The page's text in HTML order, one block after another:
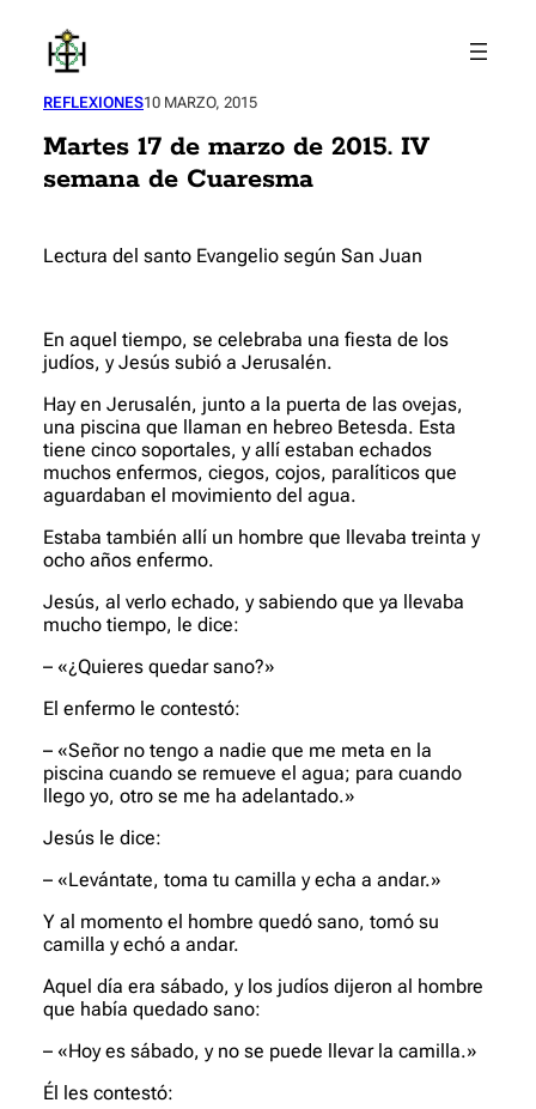
contenido
REFLEXIONES10 MARZO, 2015
Martes 17 de marzo de 2015. IV
semana de Cuaresma
Lectura del santo Evangelio según San Juan
En aquel tiempo, se celebraba una fiesta de los
judíos, y Jesús subió a Jerusalén.
Hay en Jerusalén, junto a la puerta de las ovejas,
una piscina que llaman en hebreo Betesda. Esta
tiene cinco soportales, y allí estaban echados
muchos enfermos, ciegos, cojos, paralíticos que
aguardaban el movimiento del agua.
Estaba también allí un hombre que llevaba treinta y
ocho años enfermo.
Jesús, al verlo echado, y sabiendo que ya llevaba
mucho tiempo, le dice:
– «¿Quieres quedar sano?»
El enfermo le contestó:
– «Señor no tengo a nadie que me meta en la
piscina cuando se remueve el agua; para cuando
llego yo, otro se me ha adelantado.»
Jesús le dice:
– «Levántate, toma tu camilla y echa a andar.»
Y al momento el hombre quedó sano, tomó su
camilla y echó a andar.
Aquel día era sábado, y los judíos dijeron al hombre
que había quedado sano:
– «Hoy es sábado, y no se puede llevar la camilla.»
Él les contestó: